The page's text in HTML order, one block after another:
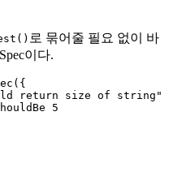
로 묶어줄 필요 없이 바
이다.
return size of string"
5